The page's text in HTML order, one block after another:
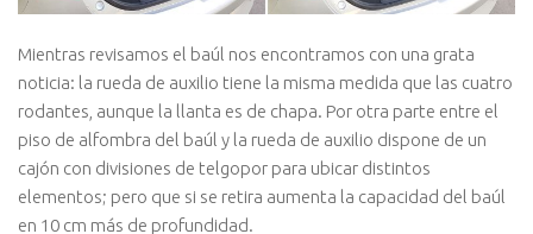
Mientras revisamos el baúl nos encontramos con una grata
noticia: la rueda de auxilio tiene la misma medida que las cuatro
rodantes, aunque la llanta es de chapa. Por otra parte entre el
piso de alfombra del baúl y la rueda de auxilio dispone de un
cajón con divisiones de telgopor para ubicar distintos
elementos; pero que si se retira aumenta la capacidad del baúl
en 10 cm más de profundidad.